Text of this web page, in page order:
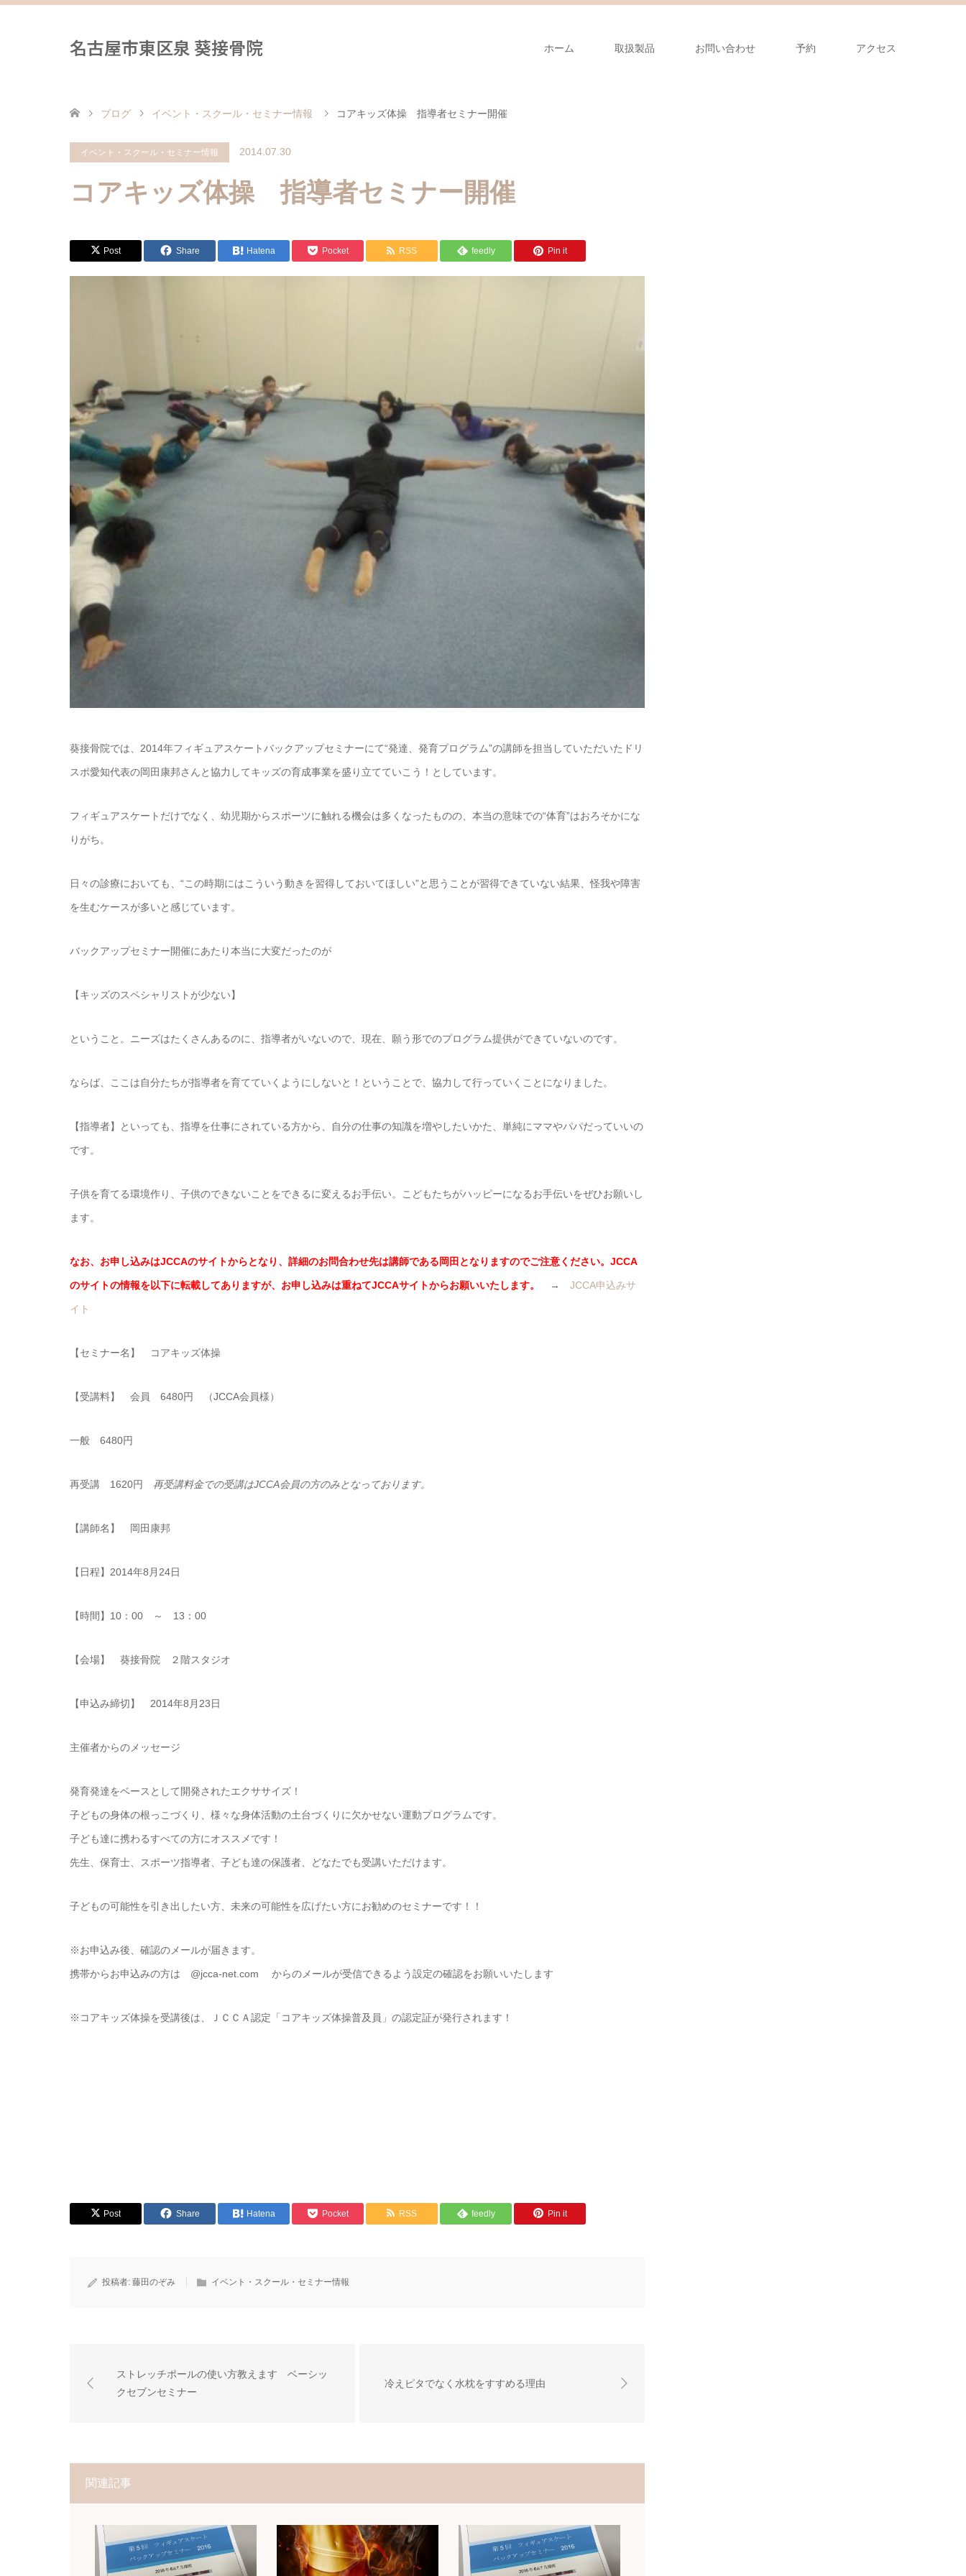
名古屋市東区泉 葵接骨院 ホーム 取扱製品 お問い合わせ 予約 アクセス
ブログ イベント・スクール・セミナー情報 コアキッズ体操 指導者セミナー開催
イベント・スクール・セミナー情報 2014.07.30
コアキッズ体操 指導者セミナー開催
Post Share Hatena Pocket RSS feedly Pin it
葵接骨院では、2014年フィギュアスケートバックアップセミナーにて“発達、発育プログラム”の講師を担当していただいたドリ
スポ愛知代表の岡田康邦さんと協力してキッズの育成事業を盛り立てていこう！としています。
フィギュアスケートだけでなく、幼児期からスポーツに触れる機会は多くなったものの、本当の意味での“体育”はおろそかにな
りがち。
日々の診療においても、“この時期にはこういう動きを習得しておいてほしい”と思うことが習得できていない結果、怪我や障害
を生むケースが多いと感じています。
バックアップセミナー開催にあたり本当に大変だったのが
【キッズのスペシャリストが少ない】
ということ。ニーズはたくさんあるのに、指導者がいないので、現在、願う形でのプログラム提供ができていないのです。
ならば、ここは自分たちが指導者を育てていくようにしないと！ということで、協力して行っていくことになりました。
【指導者】といっても、指導を仕事にされている方から、自分の仕事の知識を増やしたいかた、単純にママやパパだっていいの
です。
子供を育てる環境作り、子供のできないことをできるに変えるお手伝い。こどもたちがハッピーになるお手伝いをぜひお願いし
ます。
なお、お申し込みはJCCAのサイトからとなり、詳細のお問合わせ先は講師である岡田となりますのでご注意ください。JCCA
のサイトの情報を以下に転載してありますが、お申し込みは重ねてJCCAサイトからお願いいたします。 → JCCA申込みサ
イト
【セミナー名】 コアキッズ体操
【受講料】 会員 6480円 （JCCA会員様）
一般 6480円
再受講 1620円 再受講料金での受講はJCCA会員の方のみとなっております。
【講師名】 岡田康邦
【日程】2014年8月24日
【時間】10：00 ～ 13：00
【会場】 葵接骨院 ２階スタジオ
【申込み締切】 2014年8月23日
主催者からのメッセージ
発育発達をベースとして開発されたエクササイズ！
子どもの身体の根っこづくり、様々な身体活動の土台づくりに欠かせない運動プログラムです。
子ども達に携わるすべての方にオススメです！
先生、保育士、スポーツ指導者、子ども達の保護者、どなたでも受講いただけます。
子どもの可能性を引き出したい方、未来の可能性を広げたい方にお勧めのセミナーです！！
※お申込み後、確認のメールが届きます。
携帯からお申込みの方は @jcca-net.com からのメールが受信できるよう設定の確認をお願いいたします
※コアキッズ体操を受講後は、ＪＣＣＡ認定「コアキッズ体操普及員」の認定証が発行されます！
Post Share Hatena Pocket RSS feedly Pin it
投稿者: 藤田のぞみ イベント・スクール・セミナー情報
ストレッチポールの使い方教えます ベーシッ
クセブンセミナー
冷えピタでなく水枕をすすめる理由
関連記事